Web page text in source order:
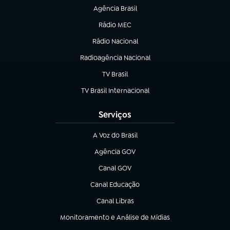
Agência Brasil
(abre em nova aba)
Rádio MEC
Rádio Nacional
(abre em nova aba)
Radioagência Nacional
(abre em nova aba)
TV Brasil
(abre em nova aba)
TV Brasil Internacional
(abre em nova aba)
Serviços
A Voz do Brasil
(abre em nova aba)
Agência GOV
(abre em nova aba)
Canal GOV
(abre em nova aba)
Canal Educação
(abre em nova aba)
Canal Libras
(abre em nova aba)
Monitoramento e Análise de Mídias
(abre em nova aba)